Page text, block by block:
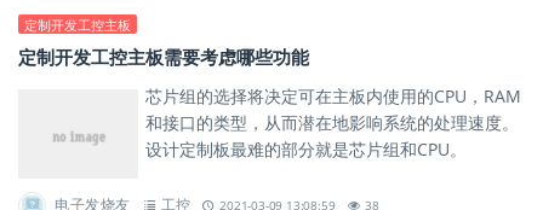
定制开发工控主板
定制开发工控主板需要考虑哪些功能
芯片组的选择将决定可在主板内使用的CPU，RAM
和接口的类型，从而潜在地影响系统的处理速度。
设计定制板最难的部分就是芯片组和CPU。
电子发烧友 工控 2021-03-09 13:08:59 38